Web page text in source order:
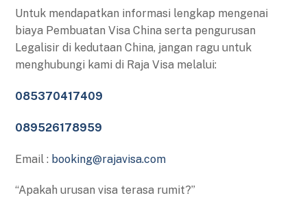
Untuk mendapatkan informasi lengkap mengenai
biaya Pembuatan Visa China serta pengurusan
Legalisir di kedutaan China, jangan ragu untuk
menghubungi kami di Raja Visa melalui:
085370417409
089526178959
Email : booking@rajavisa.com
“Apakah urusan visa terasa rumit?”